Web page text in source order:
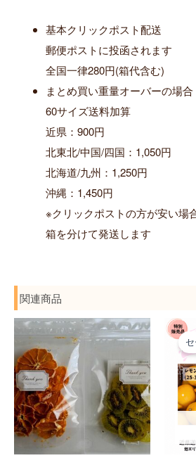
基本クリックポスト配送
郵便ポストに投函されます
全国一律280円(箱代含む)
まとめ買い重量オーバーの場合
60サイズ送料加算
近県：900円
北東北/中国/四国：1,050円
北海道/九州：1,250円
沖縄：1,450円
※クリックポストの方が安い場
箱を分けて発送します
関連商品
価
格
¥1,200
–
¥5,500
こ
商
品
に
は
複